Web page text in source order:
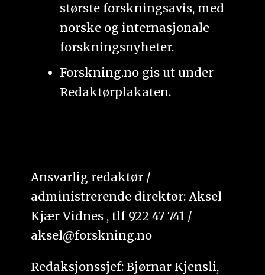
største forskningsavis, med
norske og internasjonale
forskningsnyheter.
Forskning.no gis ut under
Redaktørplakaten.
Ansvarlig redaktør /
administrerende direktør: Aksel
Kjær Vidnes , tlf 922 47 741 /
aksel@forskning.no
Redaksjonssjef: Bjørnar Kjensli,